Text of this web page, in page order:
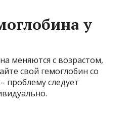
у
меняются с возрастом,
свой гемоглобин со
проблему следует